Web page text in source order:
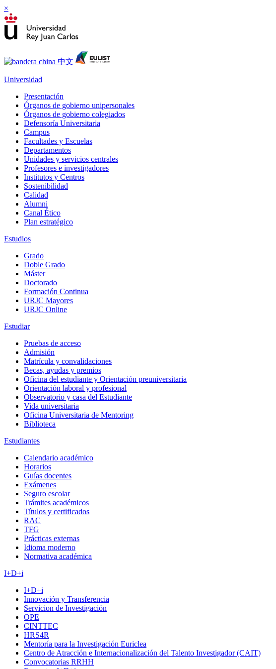
×
Universidad
Presentación
Órganos de gobierno unipersonales
Órganos de gobierno colegiados
Defensoría Universitaria
Campus
Facultades y Escuelas
Departamentos
Unidades y servicios centrales
Profesores e investigadores
Institutos y Centros
Sostenibilidad
Calidad
Alumni
Canal Ético
Plan estratégico
Estudios
Grado
Doble Grado
Máster
Doctorado
Formación Continua
URJC Mayores
URJC Online
Estudiar
Pruebas de acceso
Admisión
Matrícula y convalidaciones
Becas, ayudas y premios
Oficina del estudiante y Orientación preuniversitaria
Orientación laboral y profesional
Observatorio y casa del Estudiante
Vida universitaria
Oficina Universitaria de Mentoring
Biblioteca
Estudiantes
Calendario académico
Horarios
Guías docentes
Exámenes
Seguro escolar
Trámites académicos
Títulos y certificados
RAC
TFG
Prácticas externas
Idioma moderno
Normativa académica
I+D+i
I+D+i
Innovación y Transferencia
Servicion de Investigación
OPE
CINTTEC
HRS4R
Mentoría para la Investigación Euriclea
Centro de Atracción e Internacionalización del Talento Investigador (CAIT)
Convocatorias RRHH